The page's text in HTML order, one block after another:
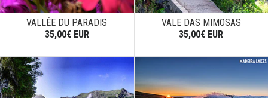
VALLÉE DU PARADIS
35,00€ EUR
VALE DAS MIMOSAS
35,00€ EUR